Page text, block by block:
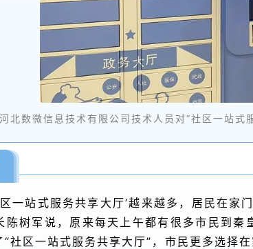
北数微信息技术有限公司技术人员对“社区一站
一站式服务共享大厅’越来越多，居民在
陈树军说，原来每天上午都有很多市民到
社区一站式服务共享大厅”，市民更多选择